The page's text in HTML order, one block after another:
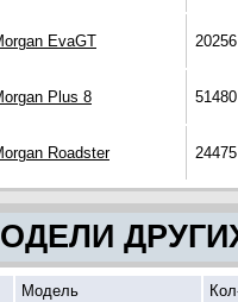
EvaGT 20256
Plus 8 51480
Roadster 24475
Модель